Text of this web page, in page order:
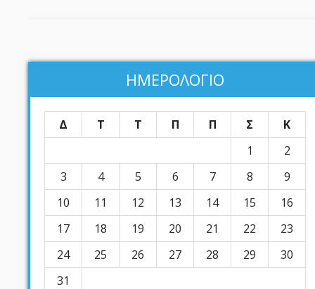
ΗΜΕΡΟΛΟΓΙΟ
Δ Τ Τ Π Π Σ
Κ
1
2
3
4 5 6 7 8
9
10
11 12 13 14 15
16
17
18 19 20 21 22
23
24
25 26 27 28 29
30
31